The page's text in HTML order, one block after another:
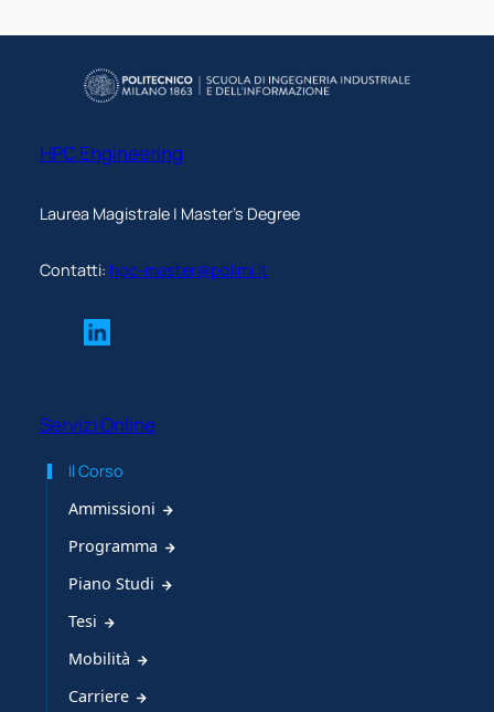
HPC Engineering
Laurea Magistrale | Master's Degree
Contatti: hpc-master@polimi.it
Servizi Online
Il Corso
Ammissioni
Programma
Piano Studi
Tesi
Mobilità
Carriere